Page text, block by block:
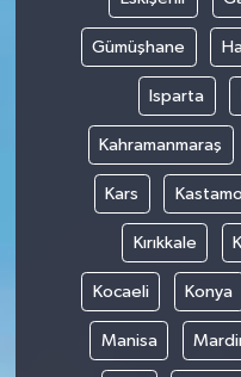
Gümüşhane
Isparta
Kahramanmaraş
Kars
Kırıkkale
Kocaeli Konya
Manisa